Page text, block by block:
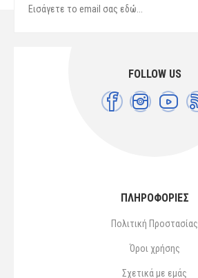
FOLLOW US
ΠΛΗΡΟΦΟΡΙΕΣ
Πολιτική Προστασίας
Όροι χρήσης
Σχετικά με εμάς